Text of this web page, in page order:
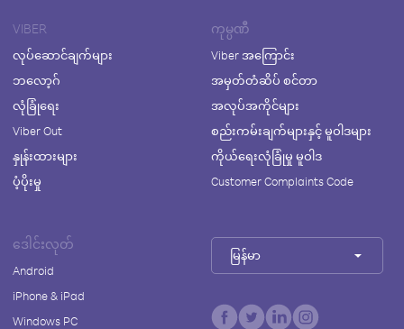
VIBER
လုပ်ဆောင်ချက်များ
ဘလော့ဂ်
လုံခြုံရေး
Viber Out
နှုန်းထားများ
ပံ့ပိုးမှု
ကုမ္ပဏီ
Viber အကြောင်း
အမှတ်တံဆိပ် စင်တာ
အလုပ်အကိုင်များ
စည်းကမ်းချက်များနှင့် မူဝါဒများ
ကိုယ်ရေးလုံခြုံမှု မူဝါဒ
Customer Complaints Code
ဒေါင်းလုတ်
Android
iPhone & iPad
Windows PC
မြန်မာ